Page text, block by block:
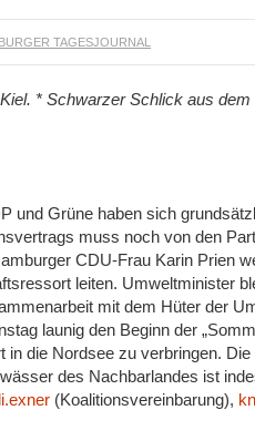
TAGESJOURNAL
* Schwarzer Schlick aus
und Grüne haben sich
muss noch von den
CDU-Frau Karin Prien
leiten. Umweltminister
mit dem Hüter der
launig den Beginn der
in die Nordsee zu verbringen.
des Nachbarlandes ist
(Koalitionsvereinbarung),